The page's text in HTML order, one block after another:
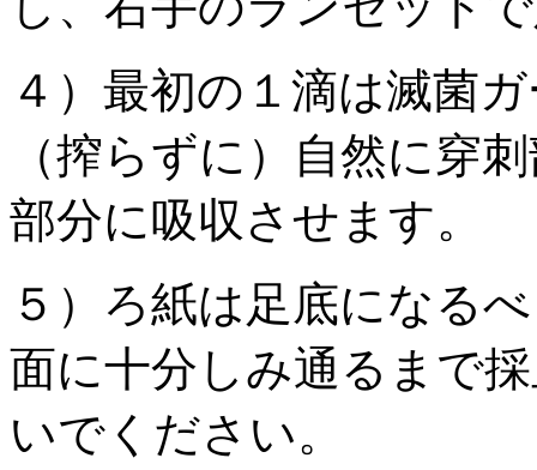
４）最初の１滴は滅菌
（搾らずに）自然に穿
部分に吸収させます。
５）ろ紙は足底になる
面に十分しみ通るまで
いでください。